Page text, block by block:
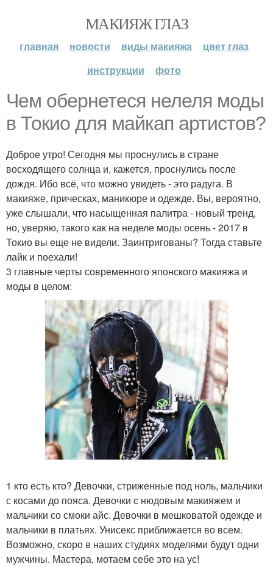
МАКИЯЖ ГЛАЗ
главная новости виды макияжа
цвет глаз
инструкции
фото
Чем обернетеся нелеля моды
в Токио для майкап артистов?
Доброе утро! Сегодня мы проснулись в стране
восходящего солнца и, кажется, проснулись после
дождя. Ибо всё, что можно увидеть - это радуга. В
макияже, прическах, маникюре и одежде. Вы, вероятно,
уже слышали, что насыщенная палитра - новый тренд,
но, уверяю, такого как на неделе моды осень - 2017 в
Токио вы еще не видели. Заинтригованы? Тогда ставьте
лайк и поехали!
3 главные черты современного японского макияжа и
моды в целом:
1 кто есть кто? Девочки, стриженные под ноль, мальчики
с косами до пояса. Девочки с нюдовым макияжем и
мальчики со смоки айс. Девочки в мешковатой одежде и
мальчики в платьях. Унисекс приближается во всем.
Возможно, скоро в наших студиях моделями будут одни
мужчины. Мастера, мотаем себе это на ус!